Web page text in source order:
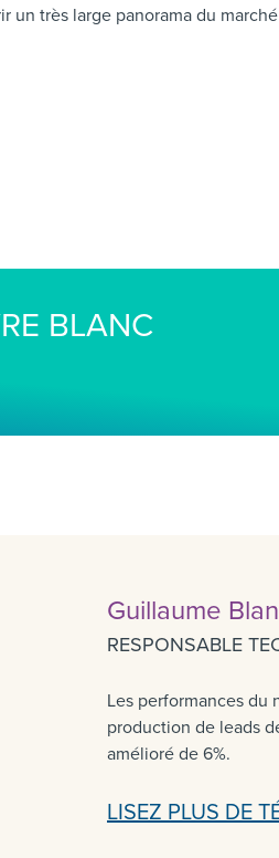
très large panorama du
BLANC
Guillaume
RESPONSABLE
Les performances du
production de leads
amélioré de 6%.
LISEZ PLUS DE